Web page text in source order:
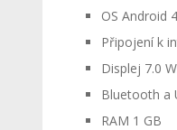
OS Android
Připojení k
Displej 7.0
Bluetooth a
RAM 1 GB